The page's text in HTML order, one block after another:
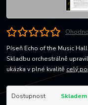
Píseň Echo of the Music
Skladbu orchestrálně
ukázka v plné kvalitě celý
Dostupnost Skladem